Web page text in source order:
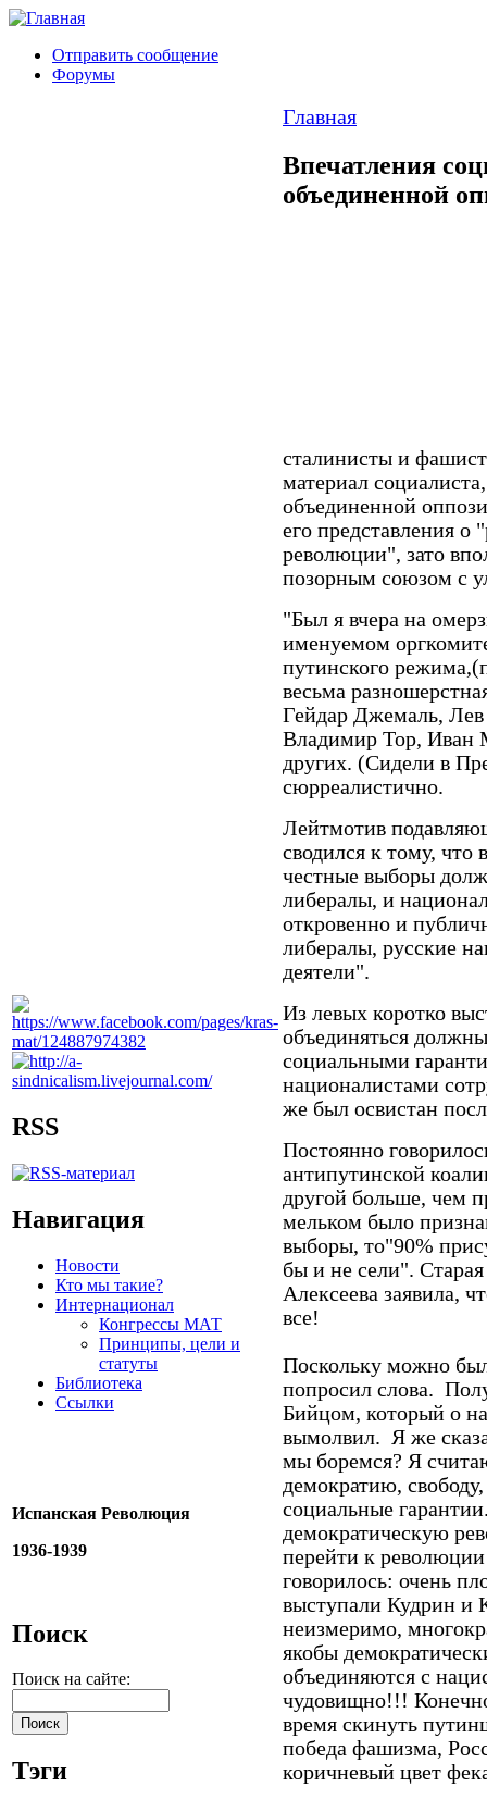
Отправить сообщение
Форумы
RSS
Навигация
Новости
Кто мы такие?
Интернационал
Конгрессы МАТ
Принципы, цели и
статуты
Библиотека
Ссылки
Испанская Революция
1936-1939
Поиск
Поиск на сайте:
Тэги
Главная
Впечатления
объединенной
сталинисты и
материал
объединенной
его представления о
революции", зато
позорным союзом с
"Был я вчера на
именуемом
путинского
весьма
Гейдар Джемаль,
Владимир Тор, Иван
других. (Сидели в
сюрреалистично.
Лейтмотив
сводился к тому, что
честные выборы
либералы, и
откровенно и
либералы, русские
деятели".
Из левых коротко
объединяться
социальными
националистами
же был освистан
Постоянно
антипутинской
другой больше, чем
мельком было
выборы, то"90%
бы и не сели".
Алексеева заявила,
все!
Поскольку можно
попросил слова.
Бийцом, который о
вымолвил. Я же
мы боремся? Я
демократию,
социальные
демократическую
перейти к
говорилось: очень
выступали Кудрин
неизмеримо,
якобы
объединяются с
чудовищно!!!
время скинуть
победа фашизма,
коричневый цвет